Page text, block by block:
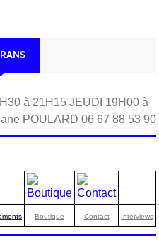
à 21H15 JEUDI 19H00 à
POULARD 06 67 88 53 90
Boutique Contact Interviews